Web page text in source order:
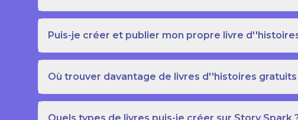
Puis-je créer et publier mon propre livre
Où trouver davantage de livres d''histoires